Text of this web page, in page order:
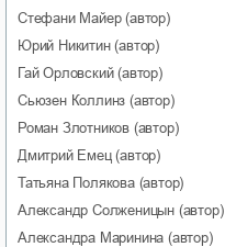
Стефани Майер(автор)
Юрий Никитин(автор)
Гай Орловский(автор)
Сьюзен Коллинз (автор)
Роман Злотников (автор)
Дмитрий Емец(автор)
Татьяна Полякова(автор)
Александр Солженицын (автор)
Александра Маринина (автор)